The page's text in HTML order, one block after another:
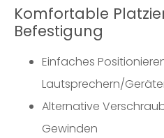
Komfortable
Befestigung
Einfaches
Lautsprechern/
Alternative
Gewinden